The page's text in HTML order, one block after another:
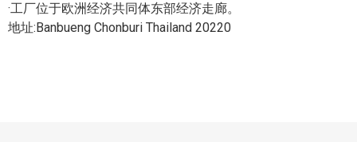
·工厂位于欧洲经济共同体东部经济走廊。
地址:Banbueng Chonburi Thailand 20220